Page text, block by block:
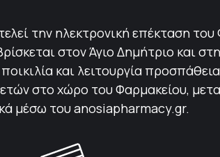
την ηλεκτρονική επέκταση του
στον Άγιο Δημήτριο και
και λειτουργία προσπάθεια
στο χώρο του Φαρμακείου,
μέσω του anosiapharmacy.gr.